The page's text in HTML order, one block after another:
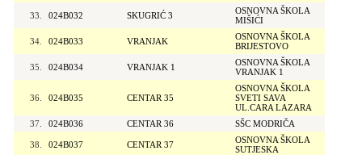
33. 024B032 SKUGRIĆ 3
OSNOVNA ŠKOLA
MIŠIĆI
34. 024B033 VRANJAK
OSNOVNA ŠKOLA
BRIJESTOVO
35. 024B034 VRANJAK 1
OSNOVNA ŠKOLA
VRANJAK 1
36. 024B035 CENTAR 35
OSNOVNA ŠKOLA
SVETI SAVA
UL.CARA LAZARA
37.
024B036 CENTAR 36 SŠC MODRIČA
38. 024B037 CENTAR 37
OSNOVNA ŠKOLA
SUTJESKA